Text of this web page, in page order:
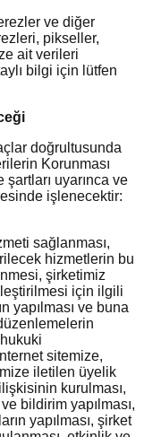
ve diğer
pikseller,
ait verileri
bilgi için lütfen
doğrultusunda
Korunması
uyarınca ve
işlenecektir:
sağlanması,
hizmetlerin bu
şirketimiz
için ilgili
yapılması ve buna
sitemize,
iletilen üyelik
kurulması,
bildirim yapılması,
yapılması, şirket